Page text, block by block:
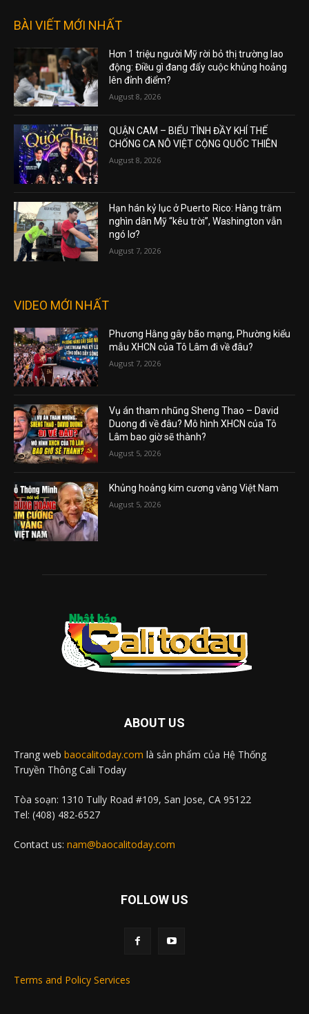
BÀI VIẾT MỚI NHẤT
Hơn 1 triệu người Mỹ rời bỏ thị trường lao
động: Điều gì đang đẩy cuộc khủng hoảng
lên đỉnh điểm?
August 8, 2026
QUẬN CAM – BIỂU TÌNH ĐẦY KHÍ THẾ
CHỐNG CA NÔ VIỆT CỘNG QUỐC THIÊN
August 8, 2026
Hạn hán kỷ lục ở Puerto Rico: Hàng trăm
nghìn dân Mỹ “kêu trời”, Washington vẫn
ngó lơ?
August 7, 2026
VIDEO MỚI NHẤT
Phương Hằng gây bão mạng, Phường kiểu
mẫu XHCN của Tô Lâm đi về đâu?
August 7, 2026
Vụ án tham nhũng Sheng Thao – David
Duong đi về đâu? Mô hình XHCN của Tô
Lâm bao giờ sẽ thành?
August 5, 2026
Khủng hoảng kim cương vàng Việt Nam
August 5, 2026
ABOUT US
Trang web baocalitoday.com là sản phẩm của Hệ Thống
Truyền Thông Cali Today
Tòa soạn: 1310 Tully Road #109, San Jose, CA 95122
Tel: (408) 482-6527
Contact us: nam@baocalitoday.com
FOLLOW US
Terms and Policy Services